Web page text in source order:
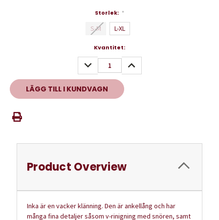
Storlek: *
S-M L-XL
Kvantitet:
MINSKA
KVANTITET:
ÖKA
KVANTITET:
Product Overview
Inka är en vacker klänning. Den är ankellång och har
många fina detaljer såsom v-rinigning med snören, samt